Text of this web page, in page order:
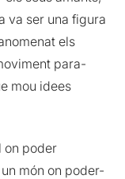
va ser una figura
els
para-
mou idees
on poder
món on poder-